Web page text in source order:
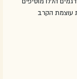
עוצמת הקרב